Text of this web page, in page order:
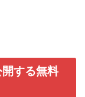
する無料